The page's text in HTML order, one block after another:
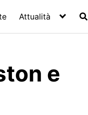
Attualità
e